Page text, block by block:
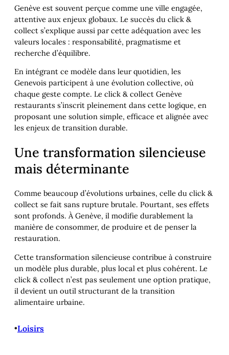
Genève est souvent perçue comme une ville engagée,
attentive aux enjeux globaux. Le succès du click &
collect s’explique aussi par cette adéquation avec les
valeurs locales : responsabilité, pragmatisme et
recherche d’équilibre.
En intégrant ce modèle dans leur quotidien, les
Genevois participent à une évolution collective, où
chaque geste compte. Le click & collect Genève
restaurants s’inscrit pleinement dans cette logique, en
proposant une solution simple, efficace et alignée avec
les enjeux de transition durable.
Une transformation silencieuse
mais déterminante
Comme beaucoup d’évolutions urbaines, celle du click &
collect se fait sans rupture brutale. Pourtant, ses effets
sont profonds. À Genève, il modifie durablement la
manière de consommer, de produire et de penser la
restauration.
Cette transformation silencieuse contribue à construire
un modèle plus durable, plus local et plus cohérent. Le
click & collect n’est pas seulement une option pratique,
il devient un outil structurant de la transition
alimentaire urbaine.
•Loisirs